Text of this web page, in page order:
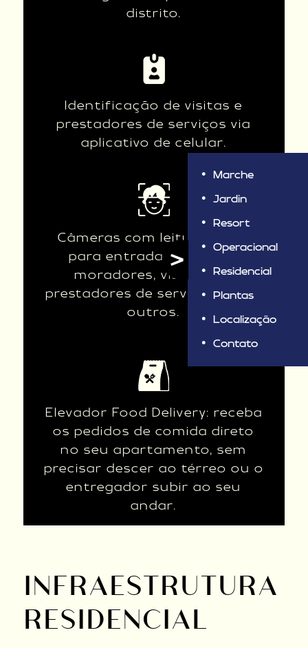
>
Marche
Jardin
Resort
Operacional
Residencial
Plantas
Localização
Contato
distrito.
Identificação de visitas e
prestadores de serviços via
aplicativo de celular.
Câmeras com leitura facial
para entrada e saída de
moradores, visitantes,
prestadores de serviços, entre
outros.
Elevador Food Delivery: receba
os pedidos de comida direto
no seu apartamento, sem
precisar descer ao térreo ou o
entregador subir ao seu
andar.
INFRAESTRUTURA
RESIDENCIAL